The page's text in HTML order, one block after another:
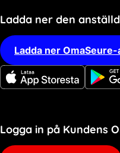
Ladda ner den
Ladda ner
Logga in på Kundens